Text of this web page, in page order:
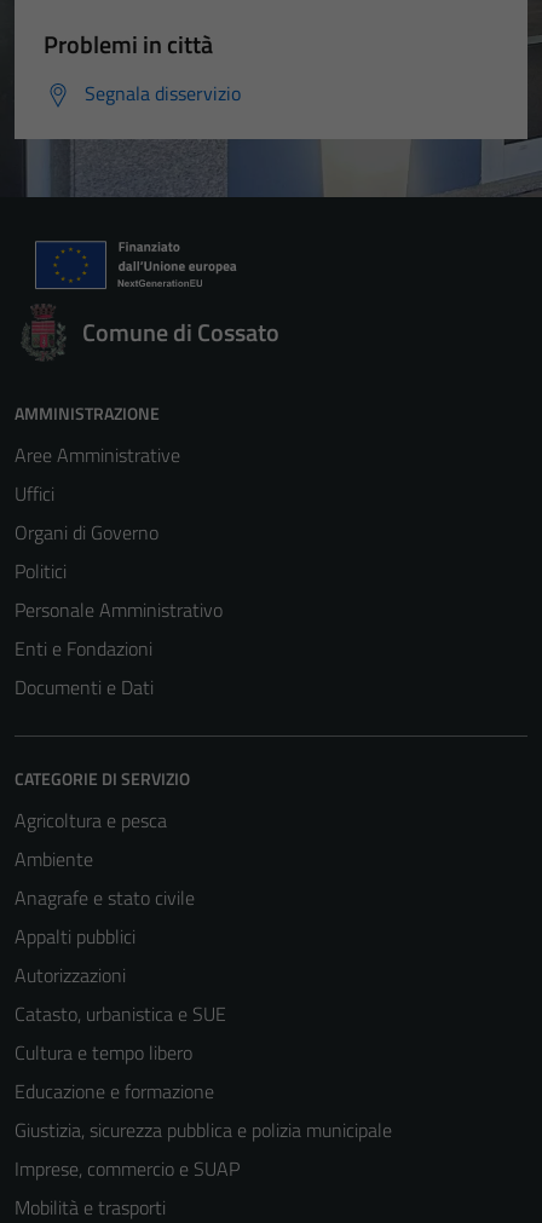
Problemi in città
Segnala disservizio
Comune di Cossato
AMMINISTRAZIONE
Aree Amministrative
Uffici
Organi di Governo
Politici
Personale Amministrativo
Enti e Fondazioni
Documenti e Dati
CATEGORIE DI SERVIZIO
Agricoltura e pesca
Ambiente
Anagrafe e stato civile
Appalti pubblici
Autorizzazioni
Catasto, urbanistica e SUE
Cultura e tempo libero
Educazione e formazione
Giustizia, sicurezza pubblica e polizia municipale
Imprese, commercio e SUAP
Mobilità e trasporti
essere